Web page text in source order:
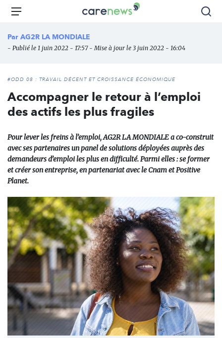
Aller
principal
Carenews,
média
des
l'engagement
Menu
Par AG2R LA MONDIALE
- Publié le 1 juin 2022 - 17:57 - Mise à jour le 3 juin 2022 - 16:04
#ODD 08 : TRAVAIL DÉCENT ET CROISSANCE ÉCONOMIQUE
Accompagner le retour à l’emploi
des actifs les plus fragiles
Pour lever les freins à l’emploi, AG2R LA MONDIALE a co-construit
avec ses partenaires un panel de solutions déployées auprès des
demandeurs d’emploi les plus en difficulté. Parmi elles : se former
et créer son entreprise, en partenariat avec le Cnam et Positive
Planet.